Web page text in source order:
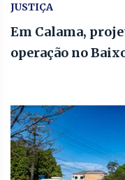
JUSTIÇA
Em Calama,
operação no